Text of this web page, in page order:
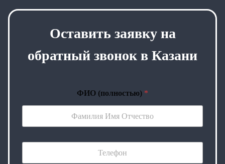
Оставить заявку на
обратный звонок в Казани
ФИО (полностью) *